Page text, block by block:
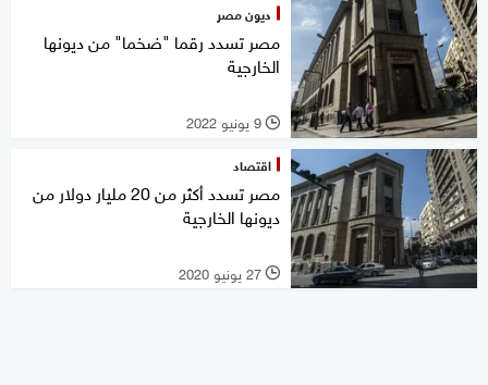
ديون مصر
مصر تسدد رقما "ضخما" من ديونها
الخارجية
l 9 يونيو 2022
اقتصاد
مصر تسدد أكثر من 20 مليار دولار من
ديونها الخارجية
l 27 يونيو 2020